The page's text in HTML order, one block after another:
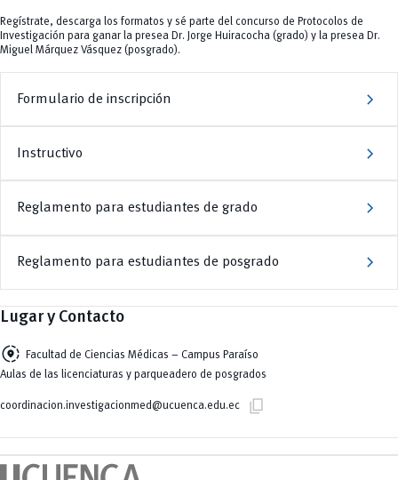
Regístrate, descarga los formatos y sé parte del concurso de Protocolos de
Investigación para ganar la presea Dr. Jorge Huiracocha (grado) y la presea Dr.
Miguel Márquez Vásquez (posgrado).
Formulario de inscripción chevron_right
Instructivo chevron_right
Reglamento para estudiantes de grado chevron_right
Reglamento para estudiantes de posgrado chevron_right
Lugar y Contacto
share_location
Facultad de Ciencias Médicas – Campus Paraíso
Aulas de las licenciaturas y parqueadero de posgrados
coordinacion.investigacionmed@ucuenca.edu.ec content_copy